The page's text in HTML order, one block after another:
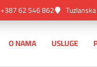
+387 62 546 862
O NAMA USLUGE